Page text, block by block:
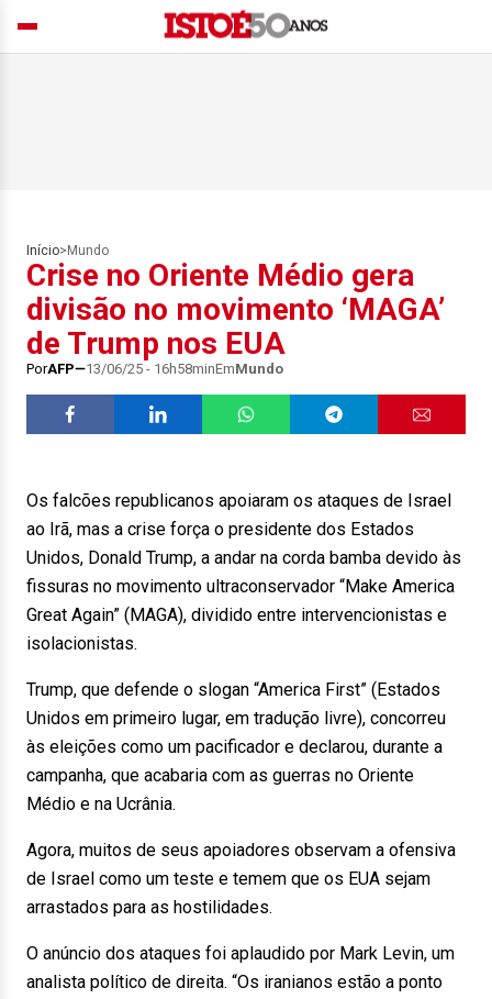
Início> Mundo
Crise no Oriente Médio gera
divisão no movimento ‘MAGA’
de Trump nos EUA
PorAFP 13/06/25 - 16h58minEmMundo
Os falcões republicanos apoiaram os ataques de Israel
ao Irã, mas a crise força o presidente dos Estados
Unidos, Donald Trump, a andar na corda bamba devido às
fissuras no movimento ultraconservador “Make America
Great Again” (MAGA), dividido entre intervencionistas e
isolacionistas.
Trump, que defende o slogan “America First” (Estados
Unidos em primeiro lugar, em tradução livre), concorreu
às eleições como um pacificador e declarou, durante a
campanha, que acabaria com as guerras no Oriente
Médio e na Ucrânia.
Agora, muitos de seus apoiadores observam a ofensiva
de Israel como um teste e temem que os EUA sejam
arrastados para as hostilidades.
O anúncio dos ataques foi aplaudido por Mark Levin, um
analista político de direita. “Os iranianos estão a ponto